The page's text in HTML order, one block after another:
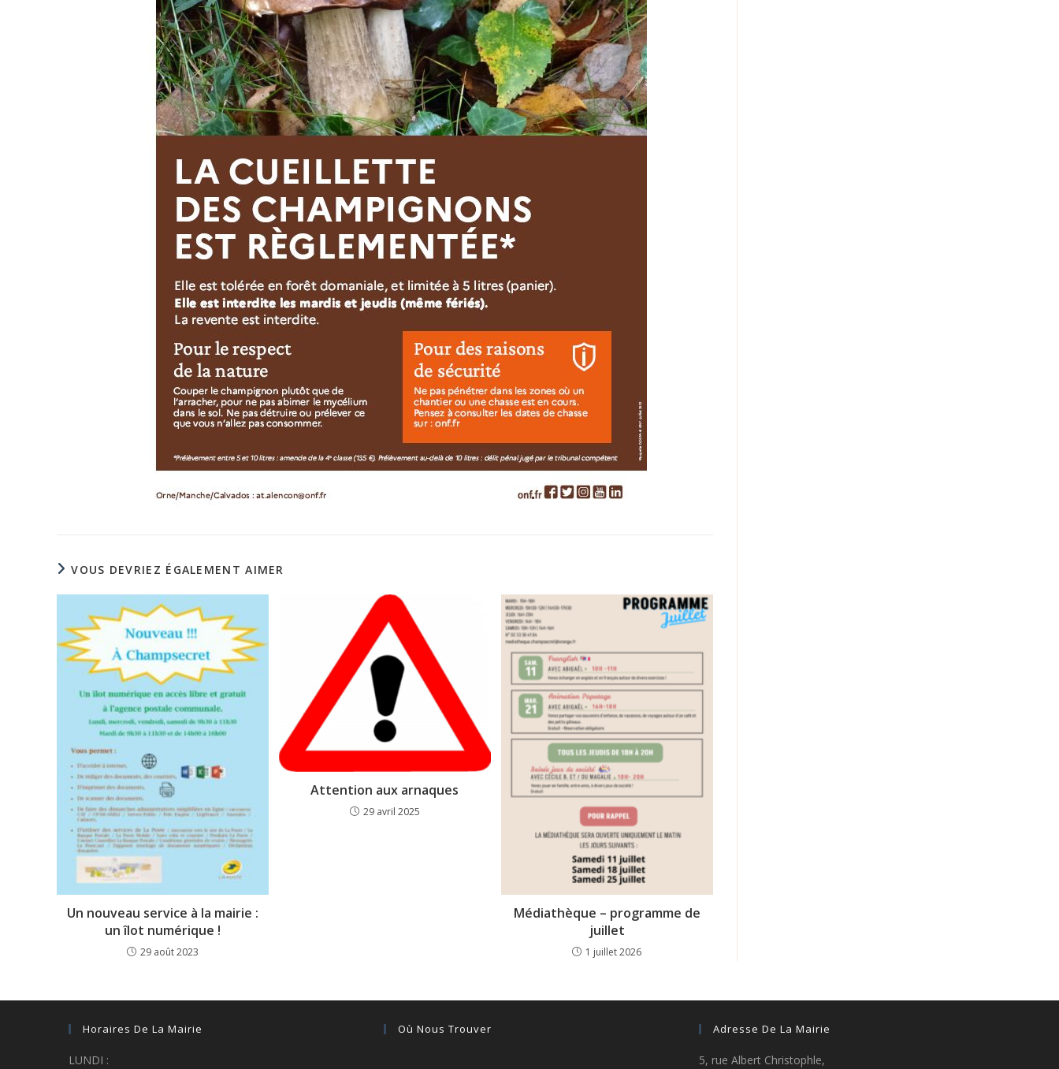
VOUS DEVRIEZ ÉGALEMENT AIMER
Un nouveau service à la mairie :
un îlot numérique !
29 août 2023
Attention aux arnaques
29 avril 2025
Médiathèque – programme de
juillet
1 juillet 2026
Horaires De La Mairie
LUNDI :
Où Nous Trouver Adresse De La Mairie
5, rue Albert Christophle,